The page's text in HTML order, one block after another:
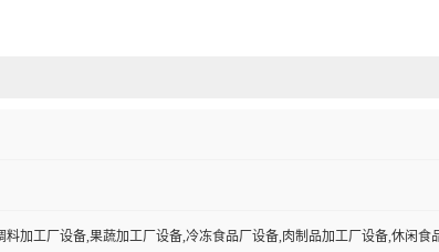
料加工厂设备,果蔬加工厂设备,冷冻食品厂设备,肉制品加工厂设备,休闲食